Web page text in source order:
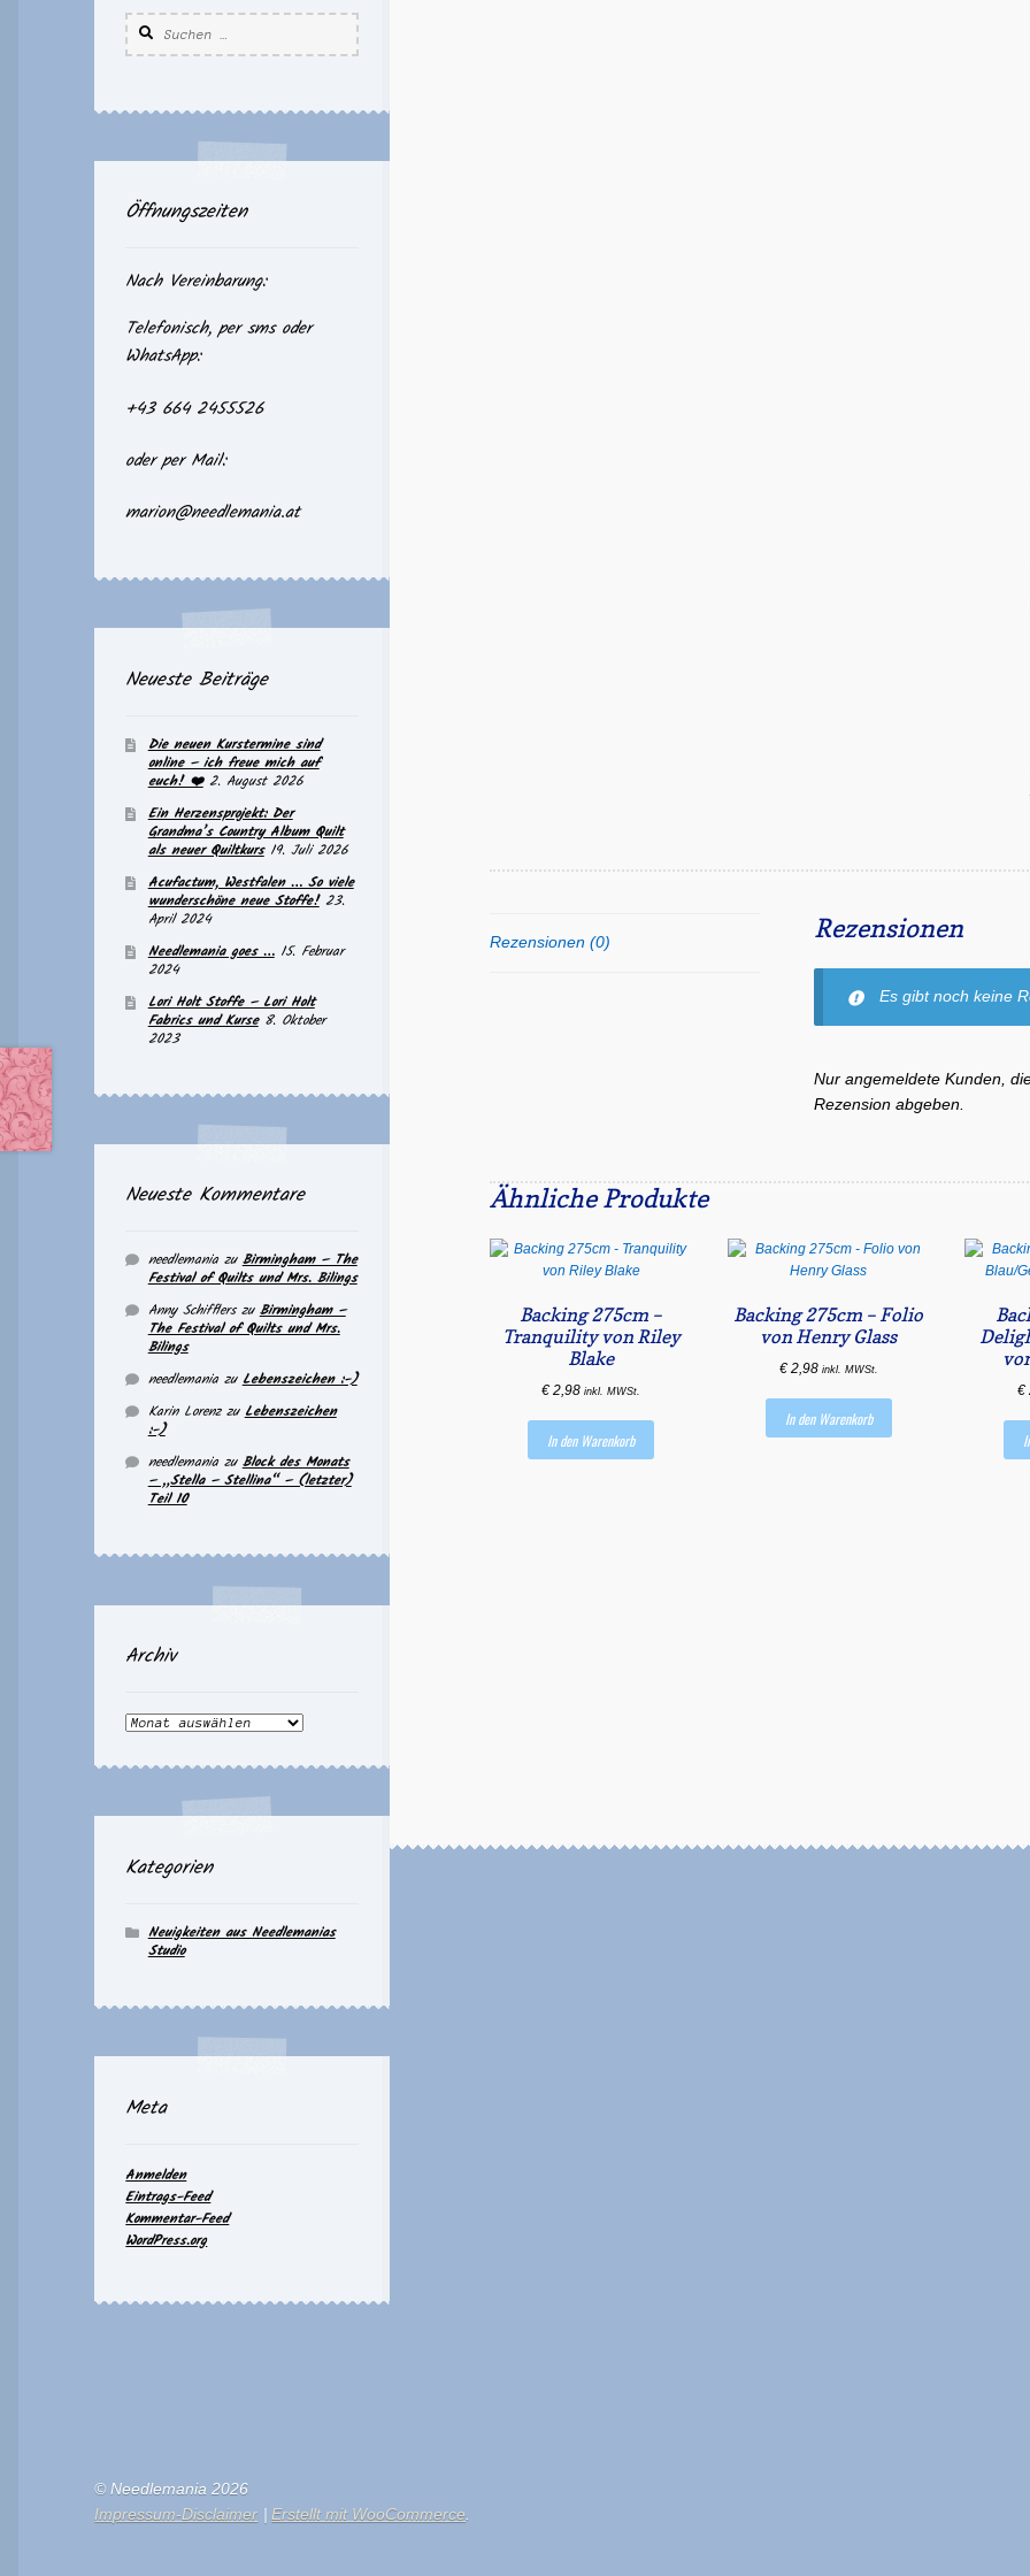
Rezensionen (0) Rezensionen
Es gibt noch keine
Nur angemeldete Kunden,
Rezension abgeben.
Ähnliche Produkte
Backing 275cm –
Tranquility von Riley
Blake
€ 2,98 inkl. MWSt.
In den Warenkorb
Backing 275cm – Folio
von Henry Glass
€2,98 inkl. MWSt.
In den Warenkorb
€
Suchen
nach:
Öffnungszeiten
Nach Vereinbarung:
Telefonisch, per sms oder
WhatsApp:
+43 664 2455526
oder per Mail:
marion@needlemania.at
Neueste Beiträge
Die neuen Kurstermine sind
online – ich freue mich auf
euch! ❤️ 2. August 2026
Ein Herzensprojekt: Der
Grandma’s Country Album Quilt
als neuer Quiltkurs 19. Juli 2026
Acufactum, Westfalen … So viele
wunderschöne neue Stoffe! 23.
April 2024
Needlemania goes … 15. Februar
2024
Lori Holt Stoffe – Lori Holt
Fabrics und Kurse 8. Oktober
2023
Neueste Kommentare
needlemaniazuBirmingham – The
Festival of Quilts und Mrs. Bilings
Anny SchifflerszuBirmingham –
The Festival of Quilts und Mrs.
Bilings
needlemaniazuLebenszeichen :-)
Karin LorenzzuLebenszeichen
:-)
needlemaniazuBlock des Monats
– „Stella – Stellina“ – (letzter)
Teil 10
Archiv
Archiv
Kategorien
Neuigkeiten aus Needlemanias
Studio
Meta
Anmelden
Eintrags-Feed
Kommentar-Feed
WordPress.org
© Needlemania 2026
Impressum-Disclaimer
Erstellt mit WooCommerce